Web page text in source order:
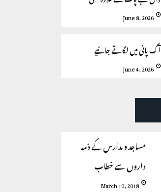
June 8, 2026
آگ پانی میں لگاتے جائیے
June 4, 2026
مساجد و مدارس کے ذمہ
داروں سے خطاب
March 10, 2018